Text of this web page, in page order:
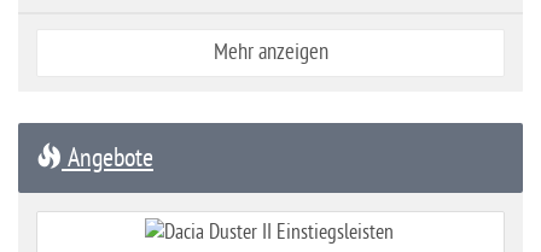
Mehr anzeigen
Angebote